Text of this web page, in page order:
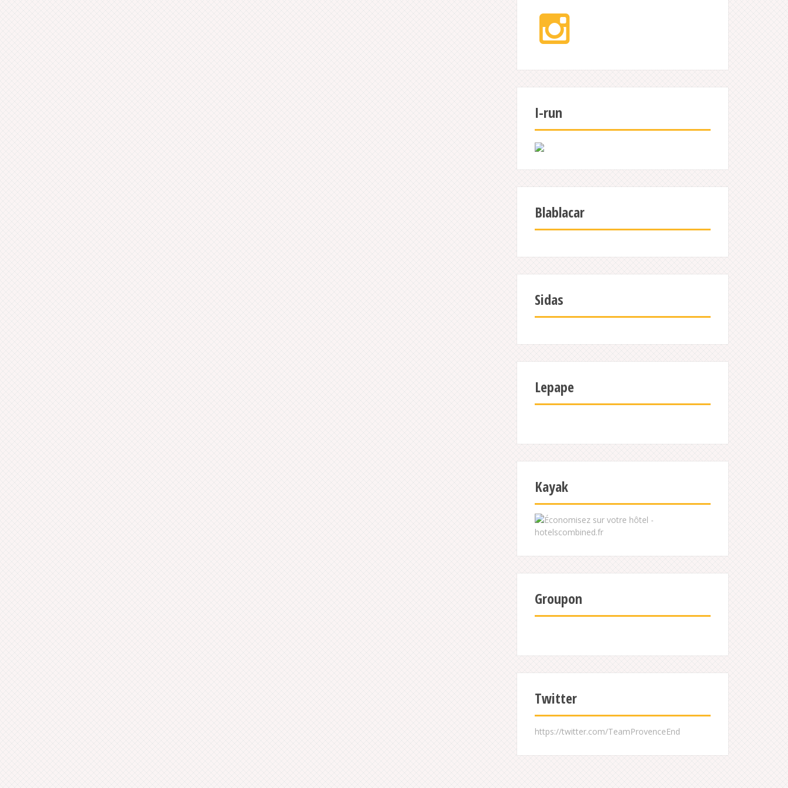
Instagram
I-run
Blablacar
Sidas
Lepape
Kayak
Groupon
Twitter
https://twitter.com/TeamProvenceEnd